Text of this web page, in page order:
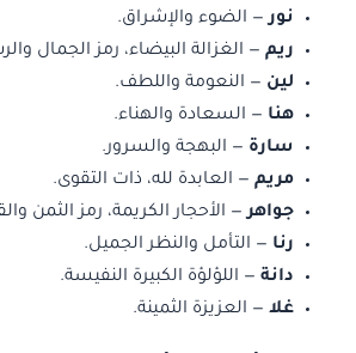
نور— الضوء والإشراق.
ريم — الغزالة البيضاء، رمز الجمال
لين — النعومة واللطف.
هنا — السعادة والهناء.
سارة — البهجة والسرور.
مريم — العابدة لله، ذات التقوى.
جواهر— الأحجار الكريمة، رمز الثمن
رنا — التأمل والنظر الجميل.
دانة — اللؤلؤة الكبيرة النفيسة.
غلا — العزيزة الثمينة.